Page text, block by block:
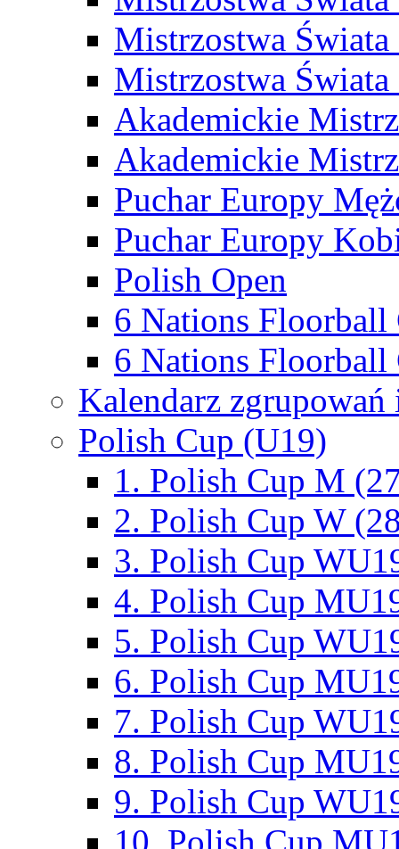
Mistrzostwa
Mistrzostwa
Akademickie
Akademickie
Puchar Europy
Puchar Europy
Polish Open
6 Nations Floorball
6 Nations Floorball
Kalendarz
Polish Cup (U19)
1. Polish Cup M
2. Polish Cup W
3. Polish Cup
4. Polish Cup
5. Polish Cup
6. Polish Cup
7. Polish Cup
8. Polish Cup
9. Polish Cup
10. Polish Cup